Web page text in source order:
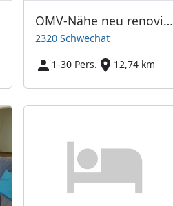
OMV-Nähe neu renovierte Appartements
2320 Schwechat
1-30 Pers.
12,74 km